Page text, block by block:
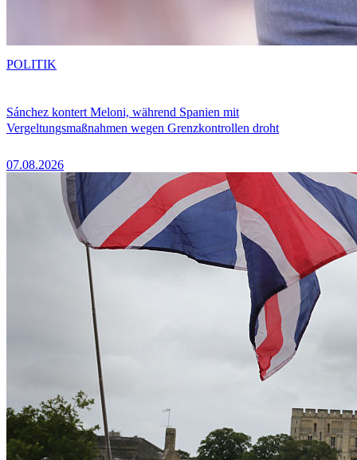
Sánchez kontert Meloni, während Spanien mit
Vergeltungsmaßnahmen wegen Grenzkontrollen droht
07.08.2026
POLITIK